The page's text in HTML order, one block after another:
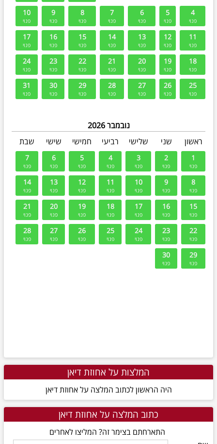
המלצות על אחוזת דיאן
היה הראשון לכתוב המלצה על אחוזת דיאן
כתוב המלצה על אחוזת דיאן
התארחתם בצימר זה? המליצו לאחרים